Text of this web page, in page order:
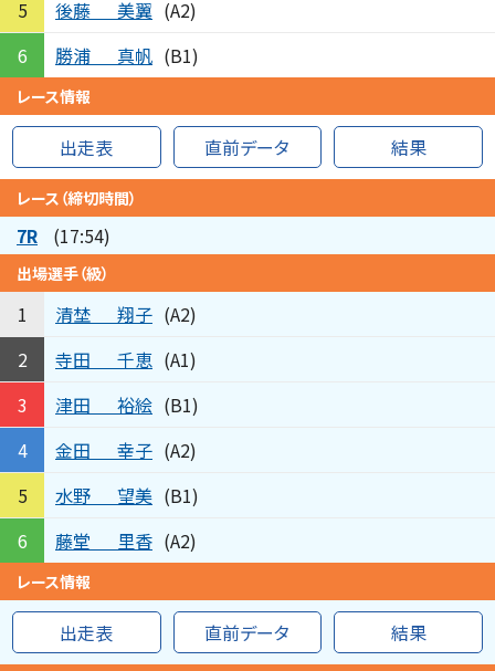
5 後藤 美翼 (A2)
6
勝浦 真帆 (B1)
レース情報
出走表 直前データ 結果
レース（締切時間）
7R (17:54)
出場選手（級）
1 清埜 翔子 (A2)
2
寺田 千恵 (A1)
3
津田 裕絵 (B1)
4
金田 幸子 (A2)
5
水野 望美 (B1)
6
藤堂 里香 (A2)
レース情報
出走表 直前データ 結果